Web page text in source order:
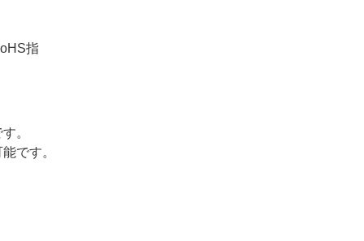
指
。
です。